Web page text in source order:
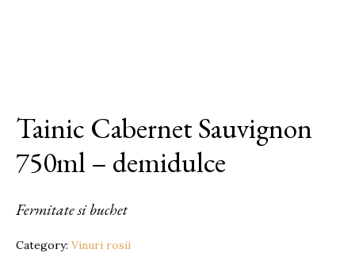
Tainic Cabernet Sauvignon
750ml – demidulce
Fermitate si buchet
Category: Vinuri rosii